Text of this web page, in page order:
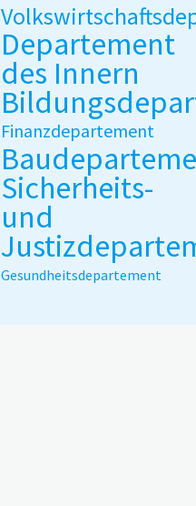
Departement
des Innern
Finanzdepartement
Sicherheits-
und
Gesundheitsdepartement